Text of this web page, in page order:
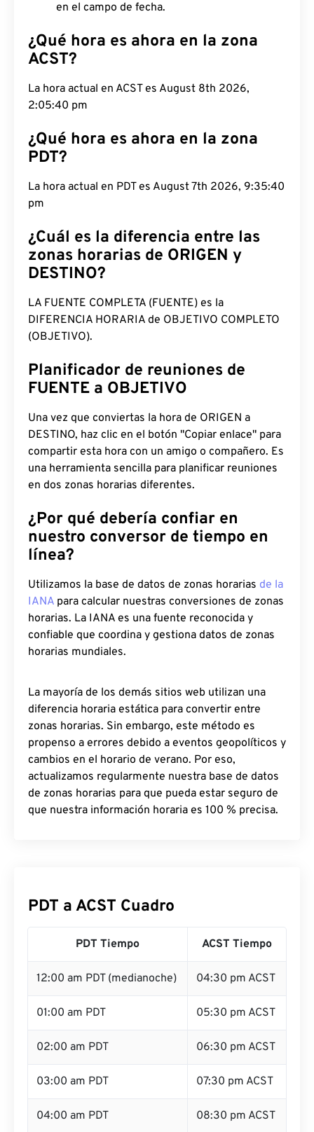
en el campo de fecha.
¿Qué hora es ahora en la zona
ACST?
La hora actual en ACST es August 8th 2026,
2:05:41 pm
¿Qué hora es ahora en la zona
PDT?
La hora actual en PDT es August 7th 2026, 9:35:41
pm
¿Cuál es la diferencia entre las
zonas horarias de ORIGEN y
DESTINO?
LA FUENTE COMPLETA (FUENTE) es la
DIFERENCIA HORARIA de OBJETIVO COMPLETO
(OBJETIVO).
Planificador de reuniones de
FUENTE a OBJETIVO
Una vez que conviertas la hora de ORIGEN a
DESTINO, haz clic en el botón "Copiar enlace" para
compartir esta hora con un amigo o compañero. Es
una herramienta sencilla para planificar reuniones
en dos zonas horarias diferentes.
¿Por qué debería confiar en
nuestro conversor de tiempo en
línea?
Utilizamos la base de datos de zonas horarias de la
IANA para calcular nuestras conversiones de zonas
horarias. La IANA es una fuente reconocida y
confiable que coordina y gestiona datos de zonas
horarias mundiales.
La mayoría de los demás sitios web utilizan una
diferencia horaria estática para convertir entre
zonas horarias. Sin embargo, este método es
propenso a errores debido a eventos geopolíticos y
cambios en el horario de verano. Por eso,
actualizamos regularmente nuestra base de datos
de zonas horarias para que pueda estar seguro de
que nuestra información horaria es 100 % precisa.
PDT a ACST Cuadro
PDT Tiempo ACST Tiempo
12:00 am PDT (medianoche) 04:30 pm ACST
01:00 am PDT 05:30 pm ACST
02:00 am PDT 06:30 pm ACST
03:00 am PDT 07:30 pm ACST
04:00 am PDT 08:30 pm ACST